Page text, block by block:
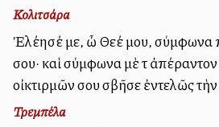
Κολιτσάρα
Ἐλέησέ με, ὦ Θεέ μου, σύμφωνα
σου· καὶ σύμφωνα μὲ τὸ
οἰκτιρμῶν σου σβῆσε ἐντελῶς
Τρεμπέλα